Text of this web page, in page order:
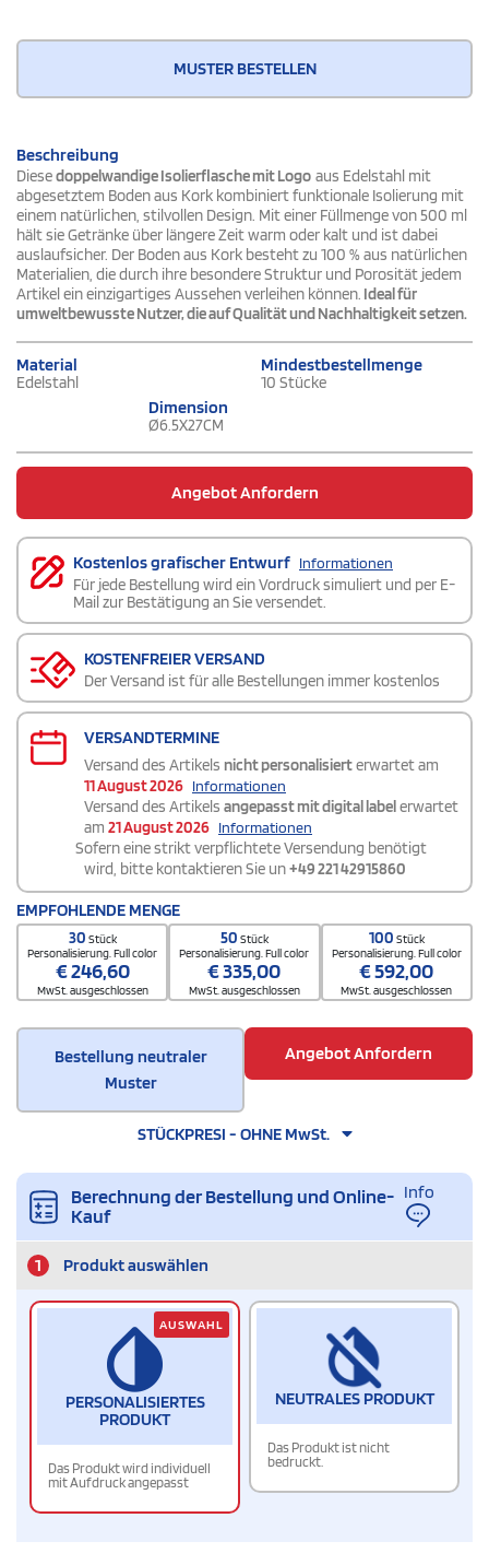
MUSTER BESTELLEN
Beschreibung
Diesedoppelwandige Isolierflasche mit Logo aus Edelstahl mit
abgesetztem Boden aus Kork kombiniert funktionale Isolierung mit
einem natürlichen, stilvollen Design. Mit einer Füllmenge von 500 ml
hält sie Getränke über längere Zeit warm oder kalt und ist dabei
auslaufsicher. Der Boden aus Kork besteht zu 100 % aus natürlichen
Materialien, die durch ihre besondere Struktur und Porosität jedem
Artikel ein einzigartiges Aussehen verleihen können. Ideal für
umweltbewusste Nutzer, die auf Qualität und Nachhaltigkeit setzen.
Material
Edelstahl
Mindestbestellmenge
10 Stücke
Dimension
Ø6.5X27CM
Angebot Anfordern
Kostenlos grafischer Entwurf Informationen
Für jede Bestellung wird ein Vordruck simuliert und per E-
Mail zur Bestätigung an Sie versendet.
KOSTENFREIER VERSAND
Der Versand ist für alle Bestellungen immer kostenlos
VERSANDTERMINE
Versand des Artikels nicht personalisierterwartet am
11 August 2026 Informationen
Versand des Artikels angepasst mit digital label erwartet
am 21 August 2026 Informationen
Sofern eine strikt verpflichtete Versendung benötigt
wird, bitte kontaktieren Sie un+49 221 42915860
EMPFOHLENDE MENGE
30 Stück
Personalisierung. Full color
€246,60
MwSt. ausgeschlossen
50 Stück
Personalisierung. Full color
€335,00
MwSt. ausgeschlossen
100 Stück
Personalisierung. Full color
€592,00
MwSt. ausgeschlossen
Bestellung neutraler
Muster
Angebot Anfordern
STÜCKPRESI - OHNE MwSt.
Berechnung der Bestellung und Online-
Kauf
Info
1 Produkt auswählen
PERSONALISIERTES
PRODUKT
Das Produkt wird individuell
mit Aufdruck angepasst
AUSWAHL
NEUTRALES PRODUKT
Das Produkt ist nicht
bedruckt.